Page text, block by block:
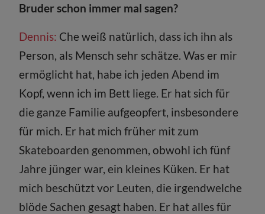
Bruder schon immer mal sagen?
Dennis: Che weiß natürlich, dass ich ihn als
Person, als Mensch sehr schätze. Was er mir
ermöglicht hat, habe ich jeden Abend im
Kopf, wenn ich im Bett liege. Er hat sich für
die ganze Familie aufgeopfert, insbesondere
für mich. Er hat mich früher mit zum
Skateboarden genommen, obwohl ich fünf
Jahre jünger war, ein kleines Küken. Er hat
mich beschützt vor Leuten, die irgendwelche
blöde Sachen gesagt haben. Er hat alles für